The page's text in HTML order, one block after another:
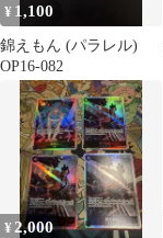
¥ 1,100
錦えもん (パラレル)
OP16-082
¥ 2,000